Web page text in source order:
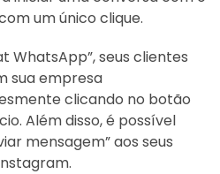
um único clique.
WhatsApp”, seus clientes
sua empresa
clicando no botão
Além disso, é possível
mensagem” aos seus